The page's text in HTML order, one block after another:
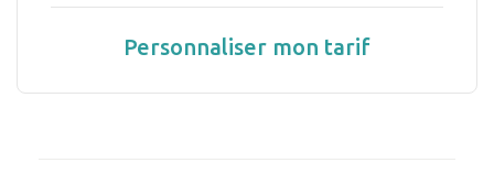
Personnaliser mon tarif